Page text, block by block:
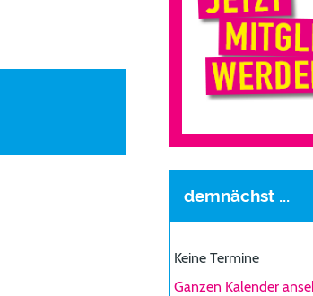
demnächst ...
Keine Termine
Ganzen Kalender